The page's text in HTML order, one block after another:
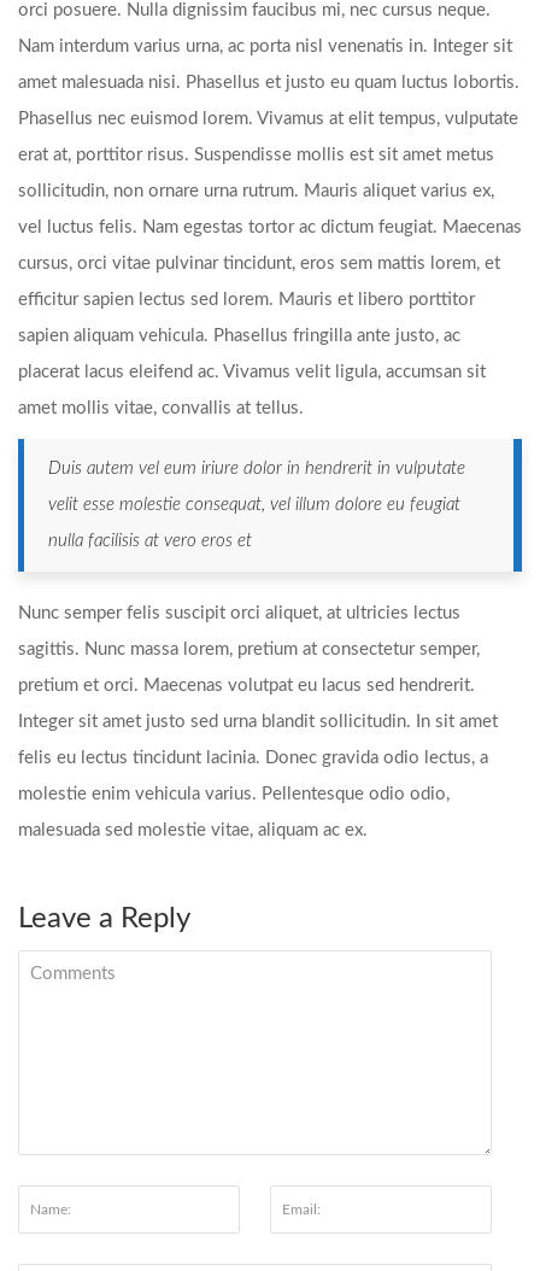
orci posuere. Nulla dignissim faucibus mi, nec cursus neque.
Nam interdum varius urna, ac porta nisl venenatis in. Integer sit
amet malesuada nisi. Phasellus et justo eu quam luctus lobortis.
Phasellus nec euismod lorem. Vivamus at elit tempus, vulputate
erat at, porttitor risus. Suspendisse mollis est sit amet metus
sollicitudin, non ornare urna rutrum. Mauris aliquet varius ex,
vel luctus felis. Nam egestas tortor ac dictum feugiat. Maecenas
cursus, orci vitae pulvinar tincidunt, eros sem mattis lorem, et
efficitur sapien lectus sed lorem. Mauris et libero porttitor
sapien aliquam vehicula. Phasellus fringilla ante justo, ac
placerat lacus eleifend ac. Vivamus velit ligula, accumsan sit
amet mollis vitae, convallis at tellus.
Duis autem vel eum iriure dolor in hendrerit in vulputate
velit esse molestie consequat, vel illum dolore eu feugiat
nulla facilisis at vero eros et
Nunc semper felis suscipit orci aliquet, at ultricies lectus
sagittis. Nunc massa lorem, pretium at consectetur semper,
pretium et orci. Maecenas volutpat eu lacus sed hendrerit.
Integer sit amet justo sed urna blandit sollicitudin. In sit amet
felis eu lectus tincidunt lacinia. Donec gravida odio lectus, a
molestie enim vehicula varius. Pellentesque odio odio,
malesuada sed molestie vitae, aliquam ac ex.
Leave a Reply